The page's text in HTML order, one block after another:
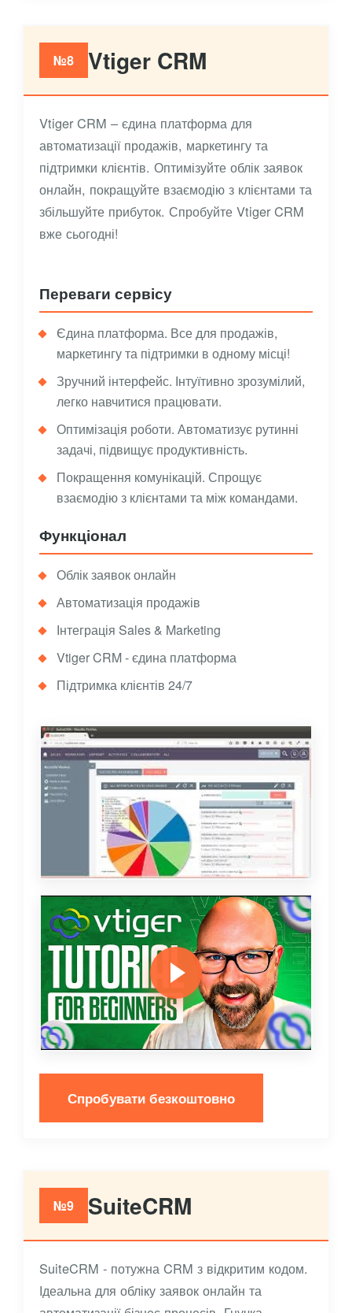
№8 Vtiger CRM
Vtiger CRM – єдина платформа для
автоматизації продажів, маркетингу та
підтримки клієнтів. Оптимізуйте облік заявок
онлайн, покращуйте взаємодію з клієнтами та
збільшуйте прибуток. Спробуйте Vtiger CRM
вже сьогодні!
Переваги сервісу
Єдина платформа. Все для продажів,
маркетингу та підтримки в одному місці!
Зручний інтерфейс. Інтуїтивно зрозумілий,
легко навчитися працювати.
Оптимізація роботи. Автоматизує рутинні
задачі, підвищує продуктивність.
Покращення комунікацій. Спрощує
взаємодію з клієнтами та між командами.
Функціонал
Облік заявок онлайн
Автоматизація продажів
Інтеграція Sales & Marketing
Vtiger CRM - єдина платформа
Підтримка клієнтів 24/7
Спробувати безкоштовно
№9 SuiteCRM
SuiteCRM - потужна CRM з відкритим кодом.
Ідеальна для обліку заявок онлайн та